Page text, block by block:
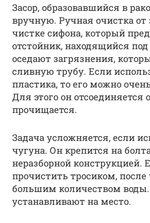
Засор, образовавшийся в
вручную. Ручная очистка от
чистке сифона, который
отстойник, находящийся
оседают загрязнения,
сливную трубу. Если
пластика, то его можно
Для этого он отсоединяется
прочищается.
Задача усложняется, если
чугуна. Он крепится на
неразборной конструкцией.
прочистить тросиком,
большим количеством воды.
устанавливают на место.